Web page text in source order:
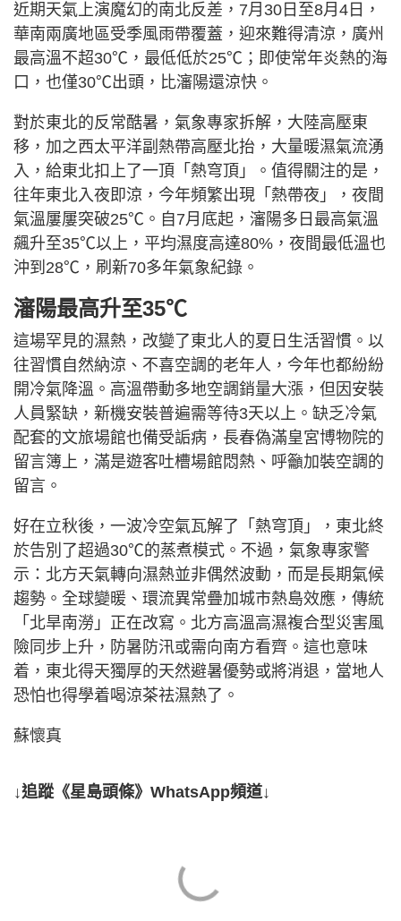
近期天氣上演魔幻的南北反差，7月30日至8月4日，
華南兩廣地區受季風雨帶覆蓋，迎來難得清涼，廣州
最高溫不超30℃，最低低於25℃；即使常年炎熱的海
口，也僅30℃出頭，比瀋陽還涼快。
對於東北的反常酷暑，氣象專家拆解，大陸高壓東
移，加之西太平洋副熱帶高壓北抬，大量暖濕氣流湧
入，給東北扣上了一頂「熱穹頂」。值得關注的是，
往年東北入夜即涼，今年頻繁出現「熱帶夜」，夜間
氣溫屢屢突破25℃。自7月底起，瀋陽多日最高氣溫
飆升至35℃以上，平均濕度高達80%，夜間最低溫也
沖到28℃，刷新70多年氣象紀錄。
瀋陽最高升至35℃
這場罕見的濕熱，改變了東北人的夏日生活習慣。以
往習慣自然納涼、不喜空調的老年人，今年也都紛紛
開冷氣降溫。高溫帶動多地空調銷量大漲，但因安裝
人員緊缺，新機安裝普遍需等待3天以上。缺乏冷氣
配套的文旅場館也備受詬病，長春偽滿皇宮博物院的
留言簿上，滿是遊客吐槽場館悶熱、呼籲加裝空調的
留言。
好在立秋後，一波冷空氣瓦解了「熱穹頂」，東北終
於告別了超過30℃的蒸煮模式。不過，氣象專家警
示：北方天氣轉向濕熱並非偶然波動，而是長期氣候
趨勢。全球變暖、環流異常疊加城市熱島效應，傳統
「北旱南澇」正在改寫。北方高溫高濕複合型災害風
險同步上升，防暑防汛或需向南方看齊。這也意味
着，東北得天獨厚的天然避暑優勢或將消退，當地人
恐怕也得學着喝涼茶祛濕熱了。
蘇懷真
↓追蹤《星島頭條》WhatsApp頻道↓